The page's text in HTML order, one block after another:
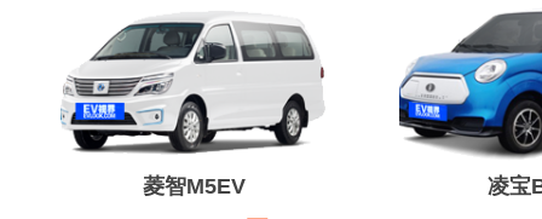
菱智M5EV
凌宝